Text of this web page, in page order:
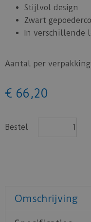
Stijlvol design
Zwart
In verschillende
Aantal per verpakking
€ 66 ,20
Bestel
Omschrijving